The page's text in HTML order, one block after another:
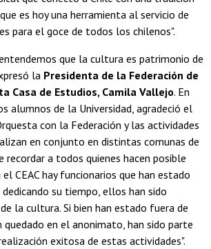
es hoy una herramienta al servicio de
para el goce de todos los chilenos".
que la cultura es patrimonio de
la Presidenta de la Federación de
Casa de Estudios, Camila Vallejo. En
alumnos de la Universidad, agradeció el
con la Federación y las actividades
en conjunto en distintas comunas de
recordar a todos quienes hacen posible
CEAC hay funcionarios que han estado
su tiempo, ellos han sido
la cultura. Si bien han estado fuera de
quedado en el anonimato, han sido parte
exitosa de estas actividades".